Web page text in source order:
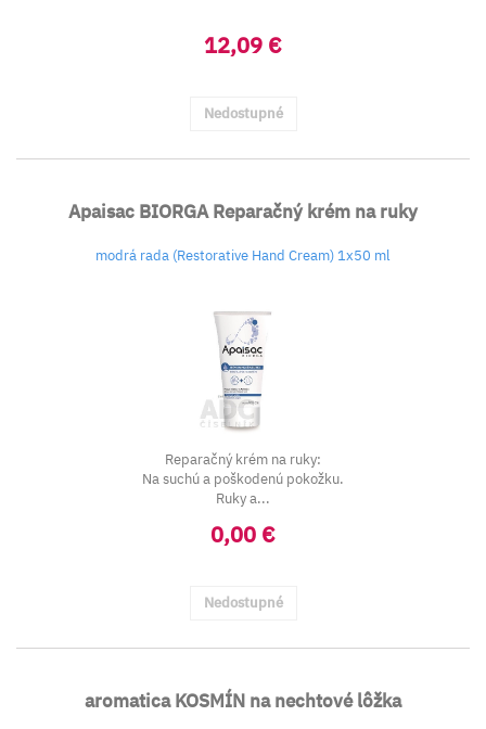
12,09 €
Nedostupné
Apaisac BIORGA Reparačný krém na ruky
modrá rada (Restorative Hand Cream) 1x50 ml
Reparačný krém na ruky:
Na suchú a poškodenú pokožku.
Ruky a...
0,00 €
Nedostupné
aromatica KOSMÍN na nechtové lôžka